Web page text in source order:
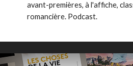
avant-premières, à l'affiche,
romancière. Podcast.